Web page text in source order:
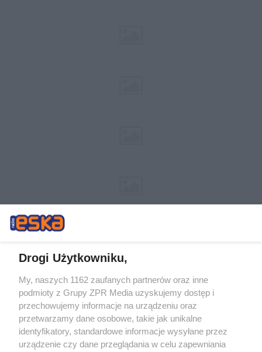
Żaden utwór zamieszczony w serwisie nie może być powielany i
rozpowszechniany lub dalej rozpowszechniany w jakikolwiek sposób (w
tym także elektroniczny lub mechaniczny) na jakimkolwiek polu
eksploatacji w jakiejkolwiek formie, włącznie z umieszczaniem w
Internecie bez pisemnej zgody właściciela praw. Jakiekolwiek użycie lub
wykorzystanie utworów w całości lub w części z naruszeniem prawa,
tzn. bez właściwej zgody, jest zabronione pod groźbą kary i może być
Drogi Użytkowniku,
My, naszych 1162 zaufanych partnerów oraz inne
podmioty z Grupy ZPR Media uzyskujemy dostęp i
przechowujemy informacje na urządzeniu oraz
przetwarzamy dane osobowe, takie jak unikalne
identyfikatory, standardowe informacje wysyłane przez
urządzenie czy dane przeglądania w celu zapewniania